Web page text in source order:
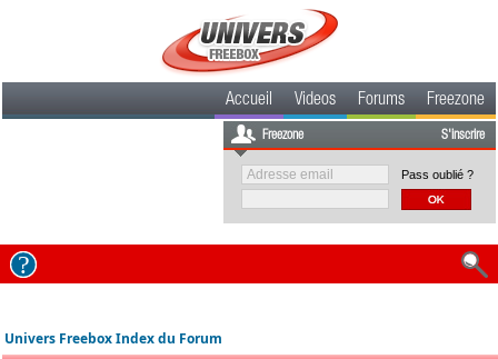
Accueil Videos Forums Freezone
Freezone S'inscrire
Pass oublié ?
Univers Freebox Index du Forum